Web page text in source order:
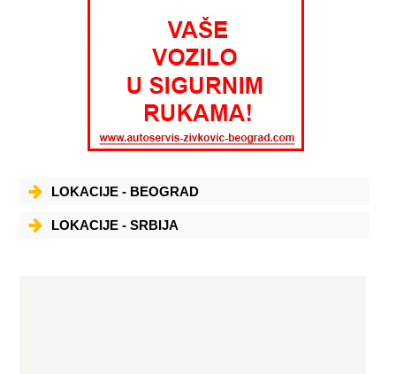
LOKACIJE - BEOGRAD
LOKACIJE - SRBIJA